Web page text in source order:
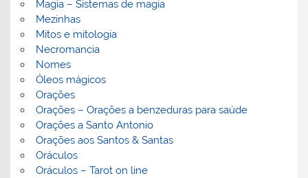
Magia – Sistemas de magia
Mezinhas
Mitos e mitologia
Necromancia
Nomes
Óleos mágicos
Orações
Orações – Orações a benzeduras para saúde
Orações a Santo Antonio
Orações aos Santos & Santas
Oráculos
Oráculos – Tarot on line